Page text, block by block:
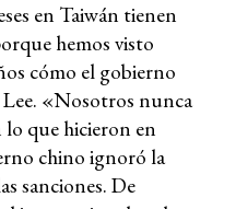
en Taiwán tienen
hemos visto
cómo el gobierno
«Nosotros nunca
lo que hicieron en
chino ignoró la
sanciones. De